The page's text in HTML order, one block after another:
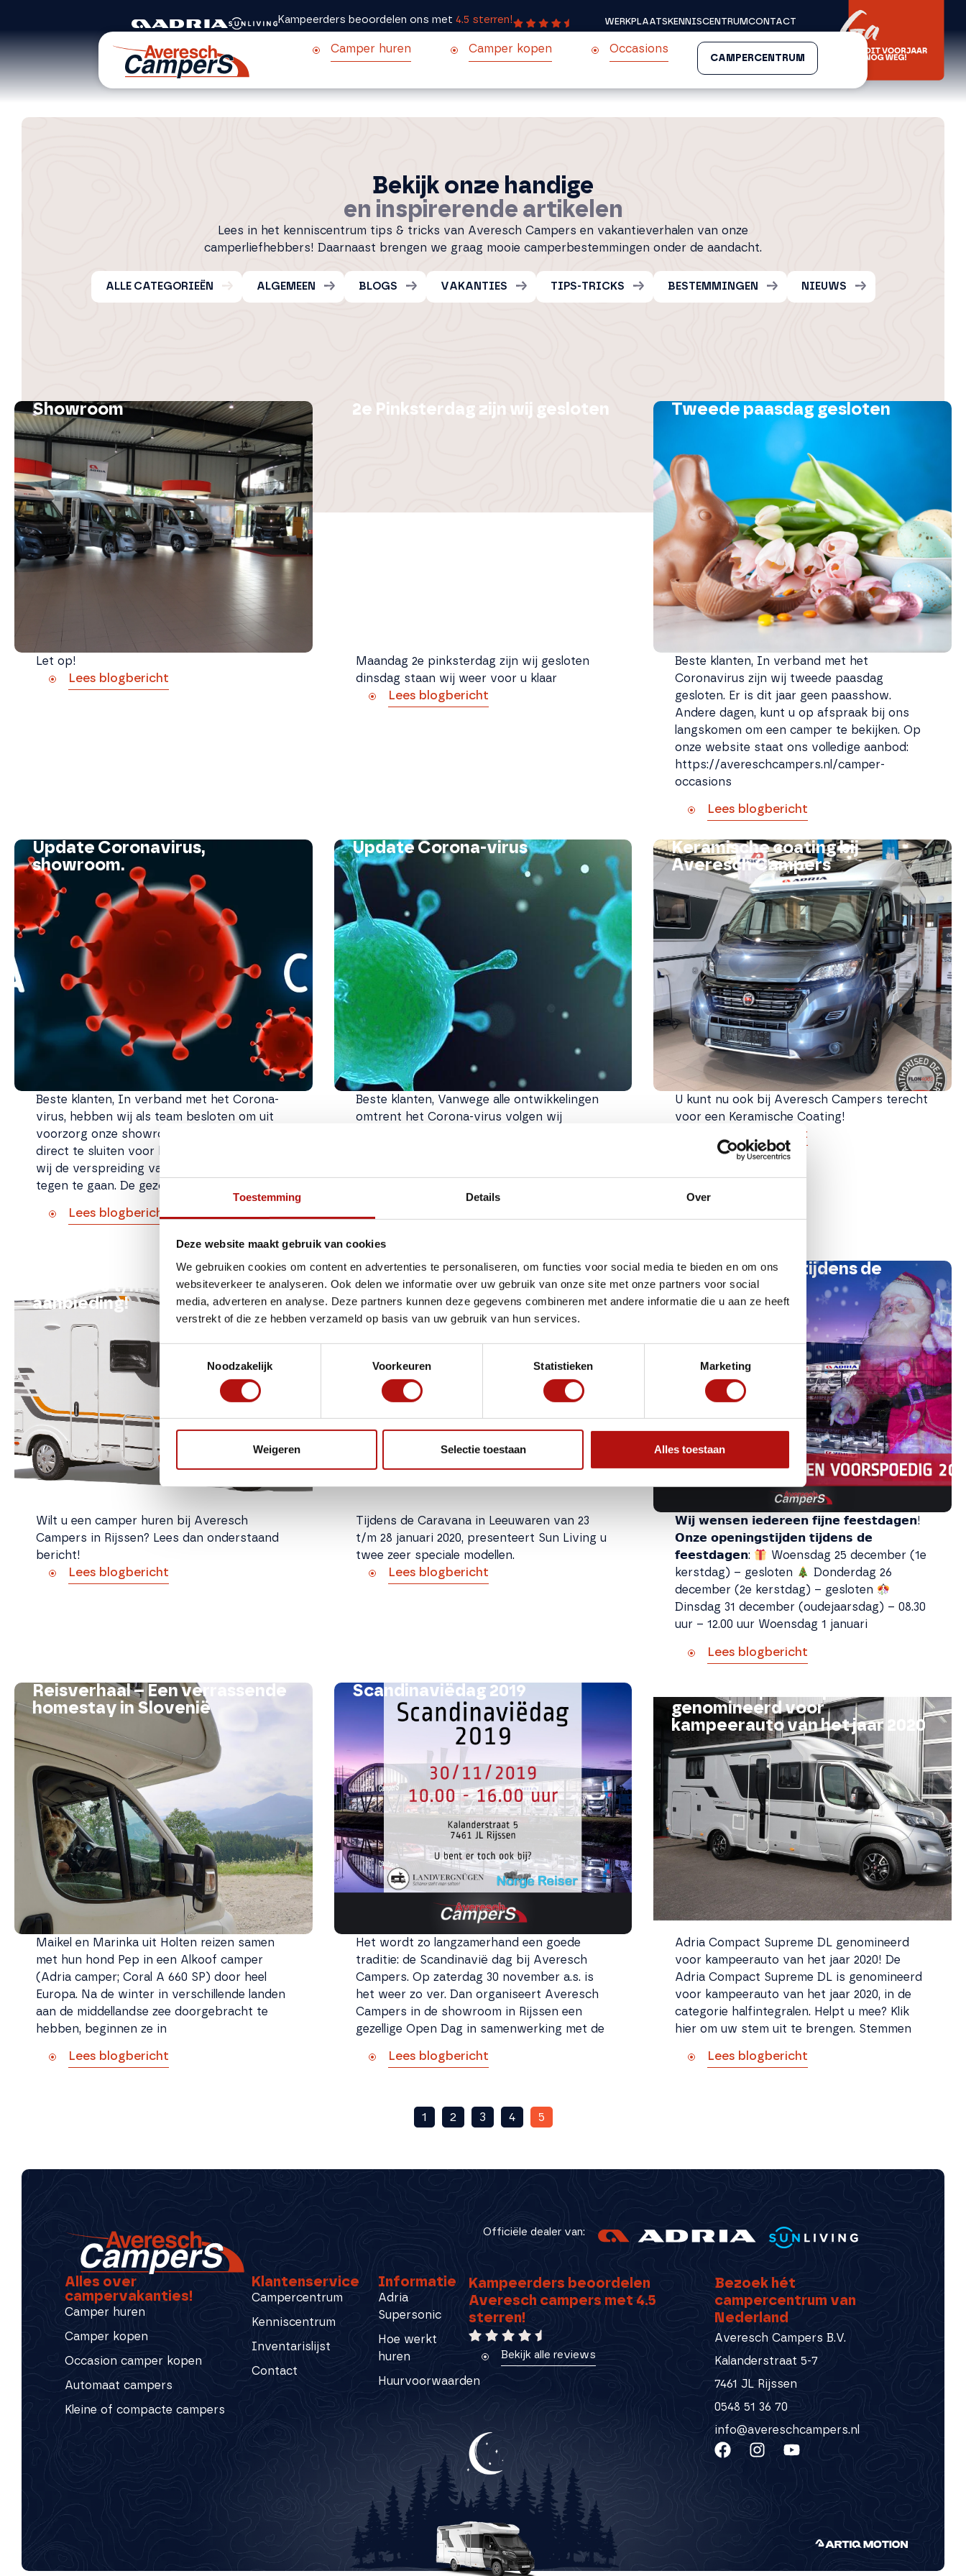
Toestemming Details Over
Deze website maakt gebruik van cookies
We gebruiken cookies om content en advertenties te personaliseren, om functies voor social media te bieden en om ons
websiteverkeer te analyseren. Ook delen we informatie over uw gebruik van onze site met onze partners voor social
media, adverteren en analyse. Deze partners kunnen deze gegevens combineren met andere informatie die u aan ze heeft
verstrekt of die ze hebben verzameld op basis van uw gebruik van hun services.
Noodzakelijk
Voorkeuren Statistieken Marketing
Weigeren Selectie toestaan Alles toestaan
Kampeerders beoordelen ons met4.5 sterren! WERKPLAATSKENNISCENTRUMCONTACT
Camper huren Camper kopen Occasions
CAMPERCENTRUM
Bekijk onze handige
en inspirerende artikelen
Lees in het kenniscentrum tips & tricks van Averesch Campers en vakantieverhalen van onze
camperliefhebbers! Daarnaast brengen we graag mooie camperbestemmingen onder de aandacht.
ALGEMEEN BLOGS VAKANTIES TIPS-TRICKS BESTEMMINGEN NIEUWS
ALLE CATEGORIEËN
Showroom
Let op!
Lees blogbericht
2e Pinksterdag zijn wij gesloten
Maandag 2e pinksterdag zijn wij gesloten
dinsdag staan wij weer voor u klaar
Lees blogbericht
Tweede paasdag gesloten
Beste klanten, In verband met het
Coronavirus zijn wij tweede paasdag
gesloten. Er is dit jaar geen paasshow.
Andere dagen, kunt u op afspraak bij ons
langskomen om een camper te bekijken. Op
onze website staat ons volledige aanbod:
https://avereschcampers.nl/camper-
occasions
Lees blogbericht
Update Coronavirus,
showroom.
Beste klanten, In verband met het Corona-
virus, hebben wij als team besloten om uit
voorzorg onze showroom en werkplaats per
direct te sluiten voor bezoekers. Zo hopen
wij de verspreiding van het Corona-virus
tegen te gaan. De gezondheid van onze
Lees blogbericht
Update Corona-virus
Beste klanten, Vanwege alle ontwikkelingen
omtrent het Corona-virus volgen wij
werkplaats geopend op
Keramische coating bij
Averesch Campers
U kunt nu ook bij Averesch Campers terecht
voor een Keramische Coating!
Lees blogbericht
Informatie huurcampers
(week 30 t/m 32) + een leuke
aanbieding!
Wilt u een camper huren bij Averesch
Campers in Rijssen? Lees dan onderstaand
bericht!
Lees blogbericht
Sun Living X-TRA Edition
Tijdens de Caravana in Leeuwaren van 23
t/m 28 januari 2020, presenteert Sun Living u
twee zeer speciale modellen.
Lees blogbericht
Openingstijden tijdens de
feestdagen
𝗪𝗶𝗷 𝘄𝗲𝗻𝘀𝗲𝗻 𝗶𝗲𝗱𝗲𝗿𝗲𝗲𝗻 𝗳𝗶𝗷𝗻𝗲 𝗳𝗲𝗲𝘀𝘁𝗱𝗮𝗴𝗲𝗻!
𝗢𝗻𝘇𝗲 𝗼𝗽𝗲𝗻𝗶𝗻𝗴𝘀𝘁𝗶𝗷𝗱𝗲𝗻 𝘁𝗶𝗷𝗱𝗲𝗻𝘀 𝗱𝗲
𝗳𝗲𝗲𝘀𝘁𝗱𝗮𝗴𝗲𝗻:
Woensdag 25 december (1e
kerstdag) – gesloten
Donderdag 26
december (2e kerstdag) – gesloten
Dinsdag 31 december (oudejaarsdag) – 08.30
uur – 12.00 uur Woensdag 1 januari
Lees blogbericht
Reisverhaal – Een verrassende
homestay in Slovenië
Maikel en Marinka uit Holten reizen samen
met hun hond Pep in een Alkoof camper
(Adria camper; Coral A 660 SP) door heel
Europa. Na de winter in verschillende landen
aan de middellandse zee doorgebracht te
hebben, beginnen ze in
Lees blogbericht
Scandinaviëdag 2019
Het wordt zo langzamerhand een goede
traditie: de Scandinavië dag bij Averesch
Campers. Op zaterdag 30 november a.s. is
het weer zo ver. Dan organiseert Averesch
Campers in de showroom in Rijssen een
gezellige Open Dag in samenwerking met de
Lees blogbericht
genomineerd voor
kampeerauto van het jaar 2020
Adria Compact Supreme DL genomineerd
voor kampeerauto van het jaar 2020! De
Adria Compact Supreme DL is genomineerd
voor kampeerauto van het jaar 2020, in de
categorie halfintegralen. Helpt u mee? Klik
hier om uw stem uit te brengen. Stemmen
Lees blogbericht
1 2 3 4 5
Officiële dealer van:
Alles over
campervakanties!
Camper huren
Camper kopen
Occasion camper kopen
Automaat campers
Kleine of compacte campers
Klantenservice
Campercentrum
Kenniscentrum
Inventarislijst
Contact
Informatie
Adria
Supersonic
Hoe werkt
huren
Huurvoorwaarden
Kampeerders beoordelen
Averesch campers met 4.5
sterren!
Bekijk alle reviews
Bezoek hét
campercentrum van
Nederland
Averesch Campers B.V.
Kalanderstraat 5-7
7461 JL Rijssen
0548 51 36 70
info@avereschcampers.nl